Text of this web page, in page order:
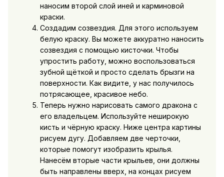
наносим второй слой иней и карминовой
краски.
Создадим созвездия. Для этого используем
белую краску. Вы можете аккуратно наносить
созвездия с помощью кисточки. Чтобы
упростить работу, можно воспользоваться
зубной щёткой и просто сделать брызги на
поверхности. Как видите, у нас получилось
потрясающее, красивое небо.
Теперь нужно нарисовать самого дракона с
его владельцем. Используйте неширокую
кисть и чёрную краску. Ниже центра картины
рисуем дугу. Добавляем две черточки,
которые помогут изобразить крылья.
Нанесём вторые части крыльев, они должны
быть направлены вверх, на концах рисуем